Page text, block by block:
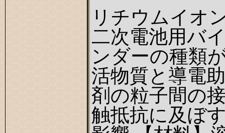
リチウムイオ
二次電池用バ
ンダーの種類
活物質と導電助
剤の粒子間の
触抵抗に及ぼ